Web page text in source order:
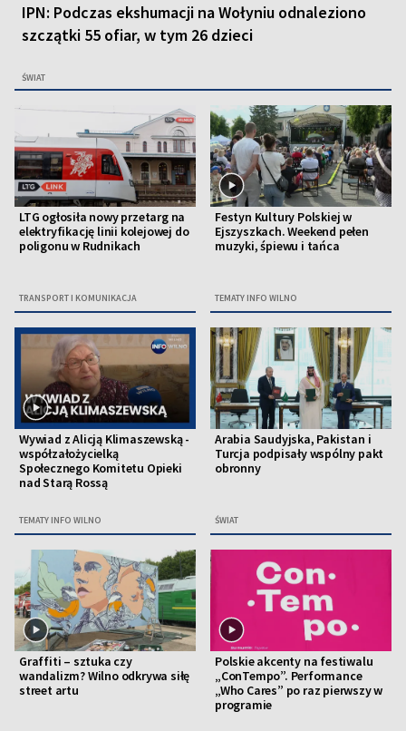
IPN: Podczas ekshumacji na Wołyniu odnaleziono
szczątki 55 ofiar, w tym 26 dzieci
ŚWIAT
LTG ogłosiła nowy przetarg na
elektryfikację linii kolejowej do
poligonu w Rudnikach
TRANSPORT I KOMUNIKACJA
Festyn Kultury Polskiej w
Ejszyszkach. Weekend pełen
muzyki, śpiewu i tańca
TEMATY INFO WILNO
Wywiad z Alicją Klimaszewską -
współzałożycielką
Społecznego Komitetu Opieki
nad Starą Rossą
TEMATY INFO WILNO
Arabia Saudyjska, Pakistan i
Turcja podpisały wspólny pakt
obronny
ŚWIAT
Graffiti – sztuka czy
wandalizm? Wilno odkrywa siłę
street artu
Polskie akcenty na festiwalu
„ConTempo”. Performance
„Who Cares” po raz pierwszy w
programie